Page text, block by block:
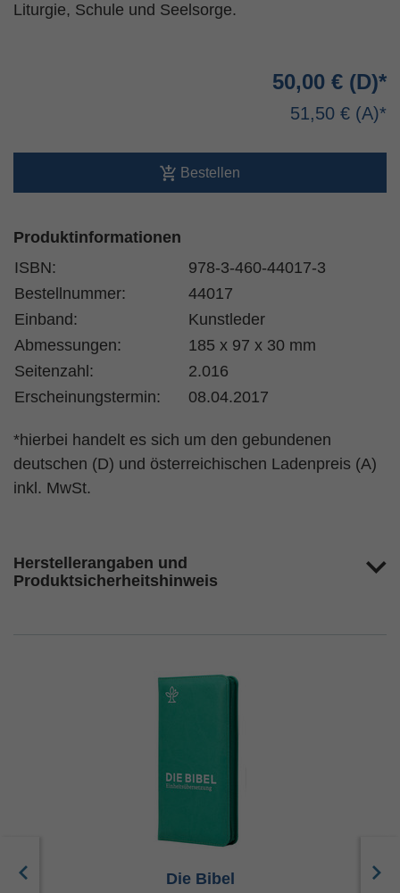
Liturgie, Schule und Seelsorge.
50,00 €
51,50 €
Bestellen
Produktinformationen
ISBN:
978-3-460-44017-3
Bestellnummer:
44017
Einband:
Kunstleder
Abmessungen:
185 x 97 x 30 mm
Seitenzahl:
2.016
Erscheinungstermin:
08.04.2017
*hierbei handelt es sich um den gebundenen
deutschen (D) und österreichischen Ladenpreis (A)
inkl. MwSt.
Herstellerangaben und
Produktsicherheitshinweis
Die Bibel